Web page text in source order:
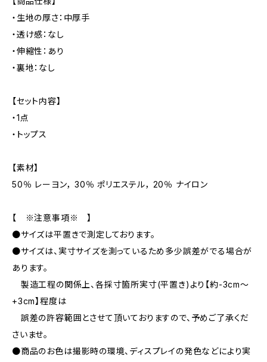
・生地の厚さ：中厚手
・透け感：なし
・伸縮性：あり
・裏地：なし
【セット内容】
・1点
・トップス
【素材】
50％ レーヨン， 30％ ポリエステル， 20％ ナイロン
【 ※注意事項※ 】
●サイズは平置きで測定しております。
●サイズは、実寸サイズを測っているため多少誤差がでる場合が
あります。
製造工程の関係上、各採寸箇所実寸(平置き)より【約-3cm〜
+3cm】程度は
誤差の許容範囲とさせて頂いておりますので、予めご了承くだ
さいませ。
●商品のお色は撮影時の環境、ディスプレイの発色などにより実